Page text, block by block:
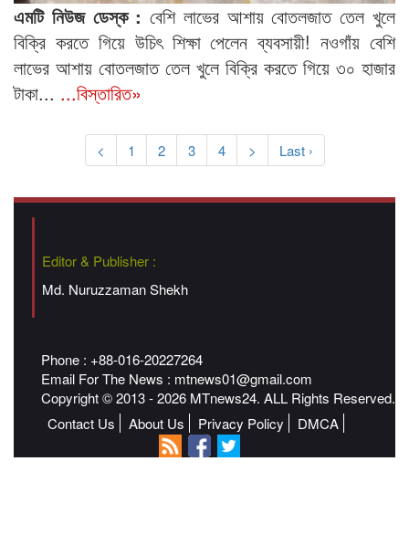
এমটি নিউজ ডেস্ক : বেশি লাভের আশায় বোতলজাত তেল খুলে
বিক্রি করতে গিয়ে উচিৎ শিক্ষা পেলেন ব্যবসায়ী! নওগাঁয় বেশি
লাভের আশায় বোতলজাত তেল খুলে বিক্রি করতে গিয়ে ৩০ হাজার
টাকা... ...বিস্তারিত»
< 1 2 3 4 > Last ›
Editor & Publisher :
Md. Nuruzzaman Shekh
Phone : +88-016-20227264
Email For The News : mtnews01@gmail.com
Copyright © 2013 - 2026 MTnews24. ALL Rights Reserved.
Contact Us
About Us Privacy Policy DMCA